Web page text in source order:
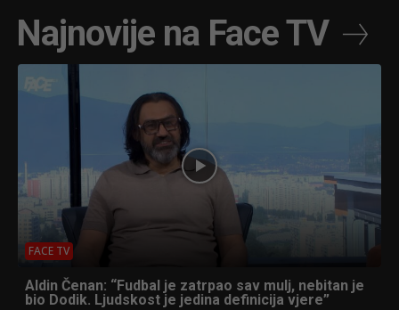
Najnovije na Face TV
FACE TV
Aldin Čenan: “Fudbal je zatrpao sav mulj, nebitan je
bio Dodik. Ljudskost je jedina definicija vjere”